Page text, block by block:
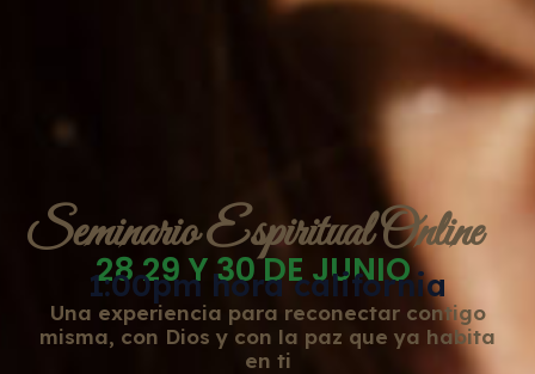
Seminario Espiritual Online
28 29 Y 30 DE JUNIO
1:00pm hora california
Una experiencia para reconectar contigo
misma, con Dios y con la paz que ya habita
en ti